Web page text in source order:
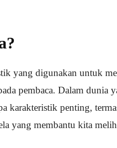
yang digunakan untuk
pembaca. Dalam dunia
karakteristik penting,
yang membantu kita